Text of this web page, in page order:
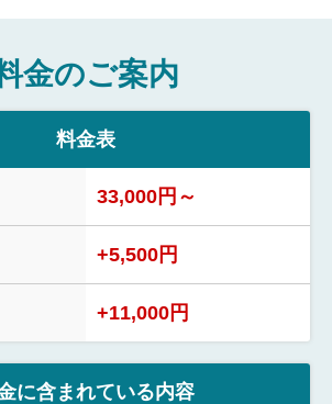
金のご案内
料金表
33,000円～
+5,500円
+11,000円
に含まれている内容